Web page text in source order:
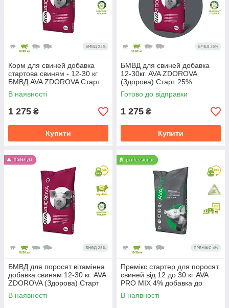
Корм для свиней добавка
стартова свиням - 12-30 кг
БМВД AVA ZDOROVA Старт
25% Фасовка 25 кг
В наявності
1 275 ₴
Купити
БМВД для свиней добавка
12-30кг. AVA ZDOROVA
(Здорова) Старт 25%
Фасовка 25кг. 1
Готово до відправки
1 275 ₴
Купити
БМВД для поросят вітамінна
добавка свиням 12-30 кг. AVA
ZDOROVA (Здорова) Старт
25% Фасовка 25 кг
В наявності
Премікс стартер для поросят
свиней від 12 до 30 кг AVA
PRO MIX 4% добавка до
комбікормів для поросят
В наявності